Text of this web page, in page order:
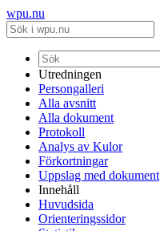
wpu.nu
Utredningen
Persongalleri
Alla avsnitt
Alla dokument
Protokoll
Analys av Kulor
Förkortningar
Uppslag med dokument
Innehåll
Huvudsida
Orienteringssidor